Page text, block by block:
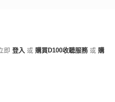
即 登入 或 購買D100收聽服務 或 購